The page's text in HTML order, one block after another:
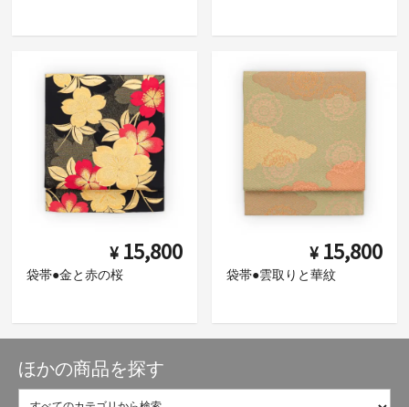
¥ 15,800
袋帯●金と赤の桜
¥ 15,800
袋帯●雲取りと華紋
ほかの商品を探す